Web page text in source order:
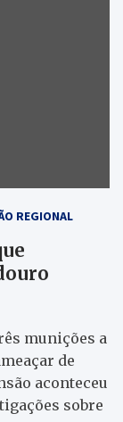
REGIONAL
munições a
de
aconteceu
sobre